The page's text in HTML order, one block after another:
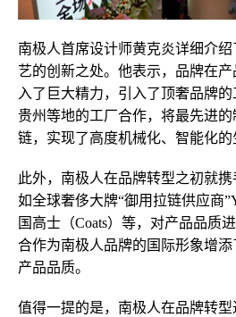
南极人首席设计师黄克炎详细介
艺的创新之处。他表示，品牌在
入了巨大精力，引入了顶奢品牌的
贵州等地的工厂合作，将最先进
链，实现了高度机械化、智能化的
此外，南极人在品牌转型之初就携
如全球奢侈大牌“御用拉链供应商
国高士（Coats）等，对产品品质
合作为南极人品牌的国际形象增
产品品质。
值得一提的是，南极人在品牌转